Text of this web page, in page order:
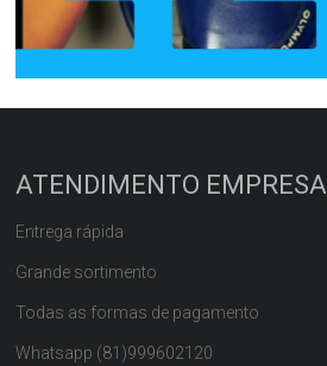
ATENDIMENTO
Entrega rápida
Grande sortimento
Todas as formas de pagamento
Whatsapp (81)999602120